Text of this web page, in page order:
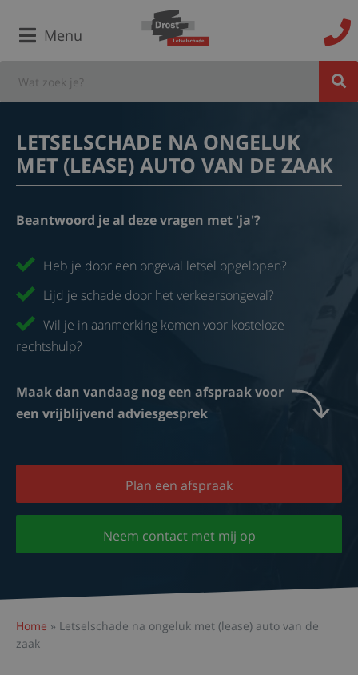
Menu
LETSELSCHADE NA ONGELUK
MET (LEASE) AUTO VAN DE ZAAK
Beantwoord je al deze vragen met 'ja'?
Heb je door een ongeval letsel opgelopen?
Lijd je schade door het verkeersongeval?
Wil je in aanmerking komen voor kosteloze
rechtshulp?
Maak dan vandaag nog een afspraak voor
een vrijblijvend adviesgesprek
Plan een afspraak
Neem contact met mij op
Home » Letselschade na ongeluk met (lease) auto van de
zaak